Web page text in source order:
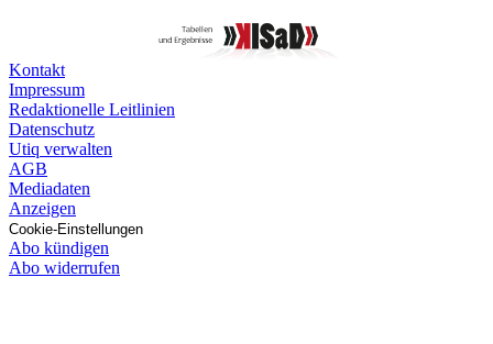
Kontakt
Impressum
Redaktionelle Leitlinien
Datenschutz
Utiq verwalten
AGB
Mediadaten
Anzeigen
Cookie-Einstellungen
Abo kündigen
Abo widerrufen